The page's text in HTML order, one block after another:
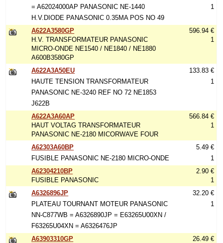
= A62024000AP PANASONIC NE-1440
H.V.DIODE PANASONIC 0.35MA POS NO 49
1
A622A3580GP
H.V. TRANSFORMATEUR PANASONIC
MICRO-ONDE NE1540 / NE1840 / NE1880
A600B3580GP
596.94 €
1
A622A3A50EU
HAUTE TENSION TRANSFORMATEUR
PANASONIC NE-3240 REF NO 72 NE1853
J622B
133.83 €
1
A622A3A60AP
HAUT VOLTAG TRANSFORMATEUR
PANASONIC NE-2180 MICORWAVE FOUR
566.84 €
1
A62303A60BP
FUSIBLE PANASONIC NE-2180 MICRO-ONDE
5.49 €
1
A62304210BP
FUSIBLE PANASONIC
2.90 €
1
A6326896JP
PLATEAU TOURNANT MOTEUR PANASONIC
NN-C877WB = A6326890JP = E63265U00XN /
F63265U04XN = A6326476JP
32.20 €
1
A63903310GP
26.49 €